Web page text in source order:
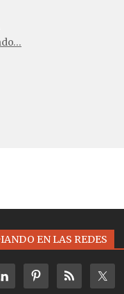
EN LAS REDES